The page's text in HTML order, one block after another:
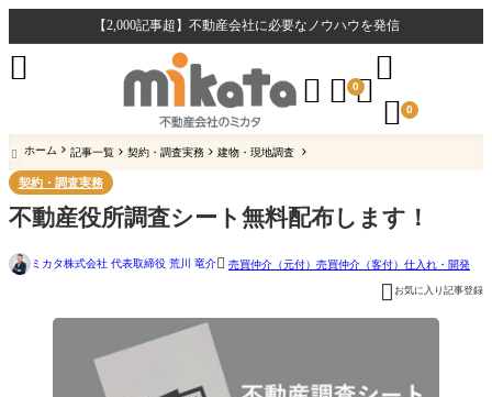
【2,000記事超】不動産会社に必要なノウハウを発信
  0

 0

 ホーム 記事一覧 契約・調査実務 建物・現地調査
契約・調査実務
不動産役所調査シート無料配布します！
ミカタ株式会社 代表取締役 荒川 竜介 売買仲介（元付） 売買仲介（客付） 仕入れ・開発
 お気に入り記事登録